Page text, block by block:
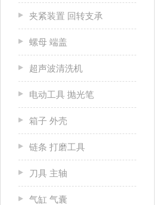
夹紧装置 回转支承
螺母 端盖
超声波清洗机
电动工具 抛光笔
箱子 外壳
链条 打磨工具
刀具 主轴
气缸 气囊